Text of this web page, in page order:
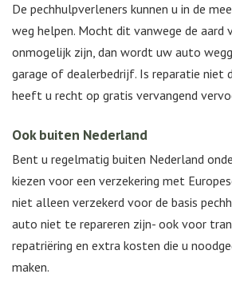
De pechhulpverleners kunnen u in de
weg helpen. Mocht dit vanwege de aard
onmogelijk zijn, dan wordt uw auto
garage of dealerbedrijf. Is reparatie niet
heeft u recht op gratis vervangend
Ook buiten Nederland
Bent u regelmatig buiten Nederland
kiezen voor een verzekering met
niet alleen verzekerd voor de basis
auto niet te repareren zijn- ook voor
repatriëring en extra kosten die u
maken.